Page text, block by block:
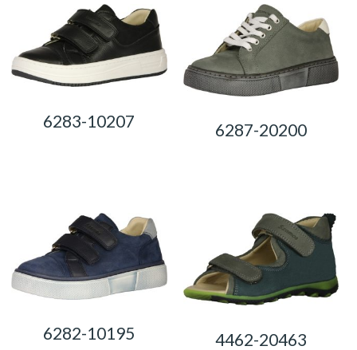
6283-10207 6287-20200
6282-10195 4462-20463